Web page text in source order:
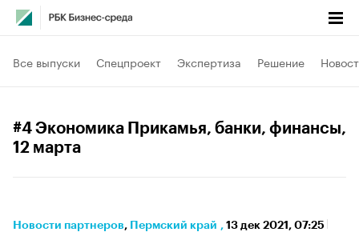
Все выпуски Спецпроект Экспертиза Решение
#4 Экономика Прикамья, банки, финансы,
12 марта
Новости партнеров⁠, Пермский край , 13 дек 2021, 07:25